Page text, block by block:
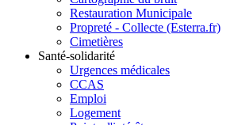
Restauration Municipale
Propreté - Collecte (Esterra.fr)
Cimetières
Santé-solidarité
Urgences médicales
CCAS
Emploi
Logement